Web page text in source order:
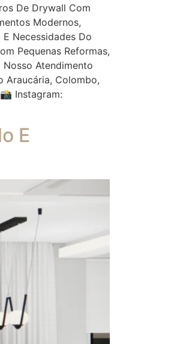
De Drywall Com
Modernos,
Necessidades Do
Pequenas Reformas,
Nosso Atendimento
Araucária, Colombo,
Instagram:
E